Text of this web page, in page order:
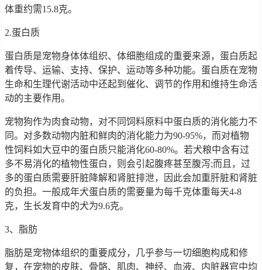
体重约需15.8克。
2.蛋白质
蛋白质是宠物身体体组织、体细胞组成的重要来源，蛋白质起
着传导、运输、支持、保护、运动等多种功能。蛋白质在宠物
生命和生理代谢活动中还起到催化、调节的作用和维持生命活
动的主要作用。
宠物狗作为肉食动物，对不同饲料原料中蛋白质的消化能力不
同。对多数动物内脏和鲜肉的消化能力为90-95%，而对植物
性饲料如大豆中的蛋白质只能消化60-80%。若犬粮中含有过
多不易消化的植物性蛋白，则会引起腹疼甚至腹泻;而且，过
多的蛋白质需要肝脏降解和肾脏排泄，因此会加重肝脏和肾脏
的负担。一般成年犬蛋白质的需要量为每千克体重每天4-8
克，生长发育中的犬为9.6克。
3、脂肪
脂肪是宠物体组织的重要成分，几乎参与一切细胞构成和修
复，在宠物的皮肤、骨骼、肌肉、神经、血液、内脏器官中均